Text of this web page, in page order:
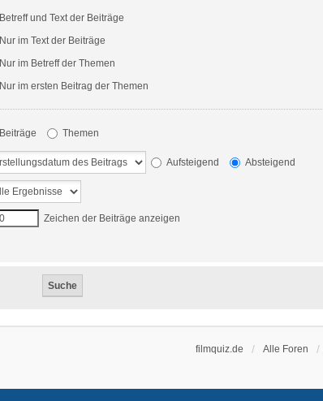
Betreff und Text der Beiträge
Nur im Text der Beiträge
Nur im Betreff der Themen
Nur im ersten Beitrag der Themen
Beiträge Themen
Aufsteigend Absteigend
Zeichen der Beiträge anzeigen
filmquiz.de Alle Foren